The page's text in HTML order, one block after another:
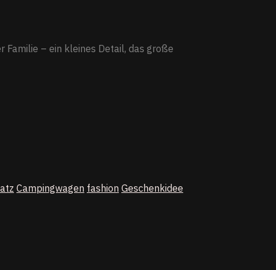
Familie – ein kleines Detail, das große
Campingwagen fashion Geschenkidee